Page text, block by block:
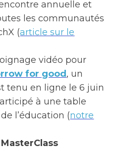
annuelle et
les communautés
(article sur le
vidéo pour
for good , un
tenu en ligne le 6 juin
à une table
l’éducation (notre
MasterClass